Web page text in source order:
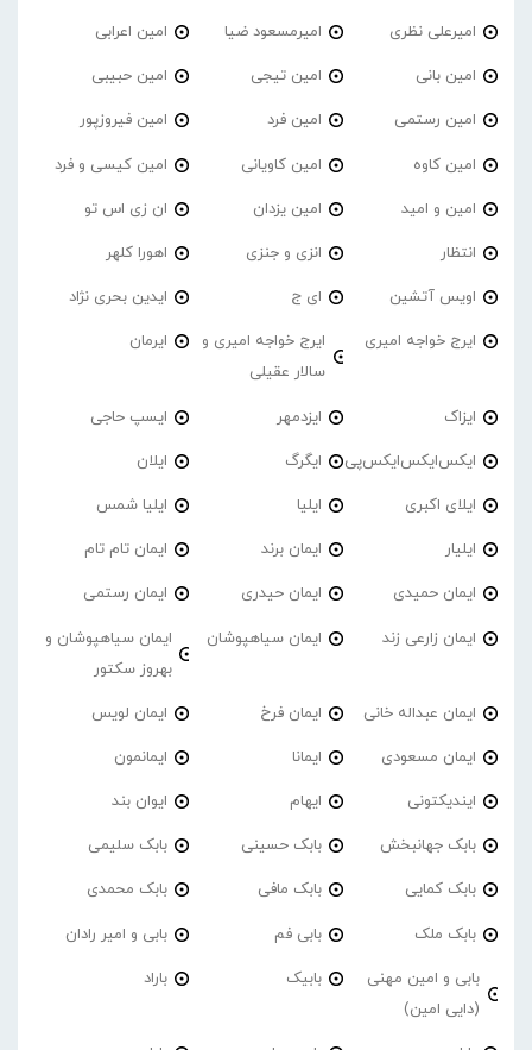
امیرعلی نظری امیرمسعود ضیا امین اعرابی
امین بانی امین تیجی امین حبیبی
امین رستمی امین فرد امین فیروزپور
امین کاوه امین کاویانی امین کیسی و فرد
امین و امید امین یزدان ان زی اس تو
انتظار انزی و جنزی اهورا کلهر
اویس آتشین ای ج ایدین بحری نژاد
ایرج خواجه امیری
ایرج خواجه امیری و
سالار عقیلی
ایرمان
ایزاک ایزدمهر ایسپ حاجی
ایکس‌ایکس‌ایکس‌پی ایگرگ ایلان
ایلای اکبری ایلیا ایلیا شمس
ایلیار ایمان برند ایمان تام تام
ایمان حمیدی ایمان حیدری ایمان رستمی
ایمان زارعی زند ایمان سیاهپوشان
ایمان سیاهپوشان و
بهروز سکتور
ایمان عبداله خانی ایمان فرخ ایمان لویس
ایمان مسعودی ایمانا ایمانمون
ایندیکتونی ایهام ایوان بند
بابک جهانبخش بابک حسینی بابک سلیمی
بابک کمایی بابک مافی بابک محمدی
بابک ملک بابی فم بابی و امیر رادان
بابی و امین مهنی
(دایی امین)
بابیک باراد